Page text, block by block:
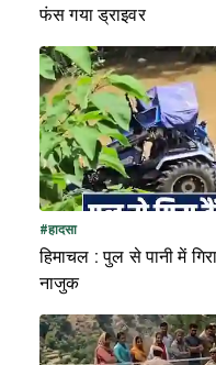
फंस गया ड्राइवर
#हादसा
हिमाचल : पुल से पानी में
नाजुक